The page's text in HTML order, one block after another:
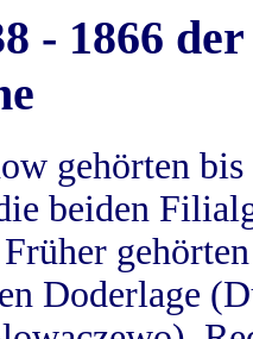
- 1866
gehörten
beiden
Doderlage